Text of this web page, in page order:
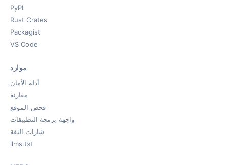
PyPI
Rust Crates
Packagist
VS Code
موارد
أدلة الأمان
مقارنة
فحص الموقع
واجهة برمجة التطبيقات
شارات الثقة
llms.txt